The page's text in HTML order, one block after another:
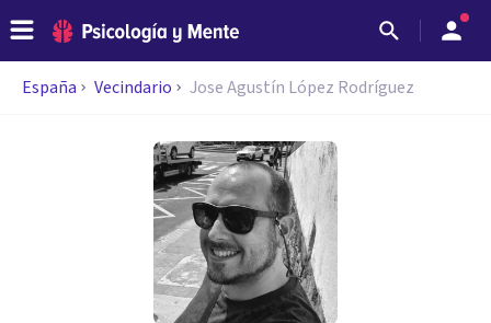
España Vecindario Jose Agustín López Rodríguez